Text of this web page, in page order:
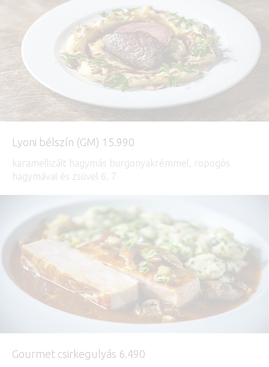
Lyoni bélszín (GM) 15.990
karamellizált hagymás burgonyakrémmel, ropogós
hagymával és zsüvel 6, 7
Gourmet csirkegulyás 6.490